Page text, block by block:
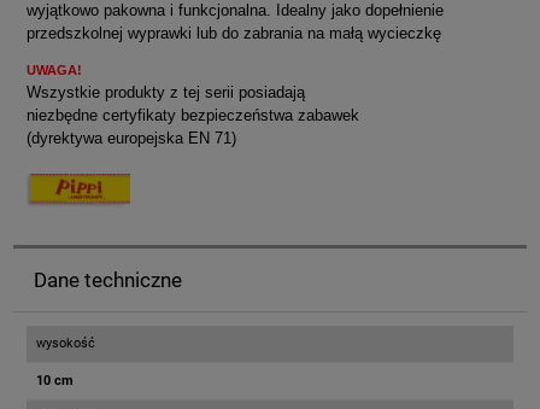
wyjątkowo pakowna i funkcjonalna. Idealny jako dopełnienie
przedszkolnej wyprawki lub do zabrania na małą wycieczkę
UWAGA!
Wszystkie produkty z tej serii posiadają
niezbędne certyfikaty bezpieczeństwa zabawek
(dyrektywa europejska EN 71)
Dane techniczne
wysokość
10 cm